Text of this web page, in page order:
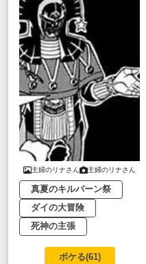
主婦のリナさん 主婦のリナさん
真夏のキルバーン祭
ダイの大冒険
死神の主張
ボケる(61)